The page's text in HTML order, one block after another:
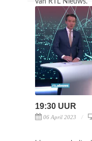
19:30 UUR
06 April 2023